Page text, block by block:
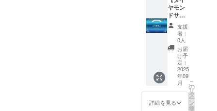
ネーム
でも
可)。
ご支援
の順番
がその
まま掲
載順に
なりま
す(中上
位枠
内)。
掲載不
要の場
1.7x厚
さ
0.3(cm)
Tシャツ
サイ
ズ：メ
ンズS・
M・L、
ディー
スM・L
※備考欄
に掲載
したい
の限
り)■ ■オ
ンライ
ン通話
(1時
間)■ ア
クリル
キーホ
ダー・T
シャツ
が不要
の方は
こちら
ヤモン
ドサ
ポー
ター】
■御礼の
メッ
セージ■
■デジタ
ル支援
証明書
(ダイヤ
モン
ド)■ ■オ
リジナ
支援
者：
0人
お届
け予
定：
2025
年09
月
詳細を見る
こ
の
リ
タ
ー
ン
を